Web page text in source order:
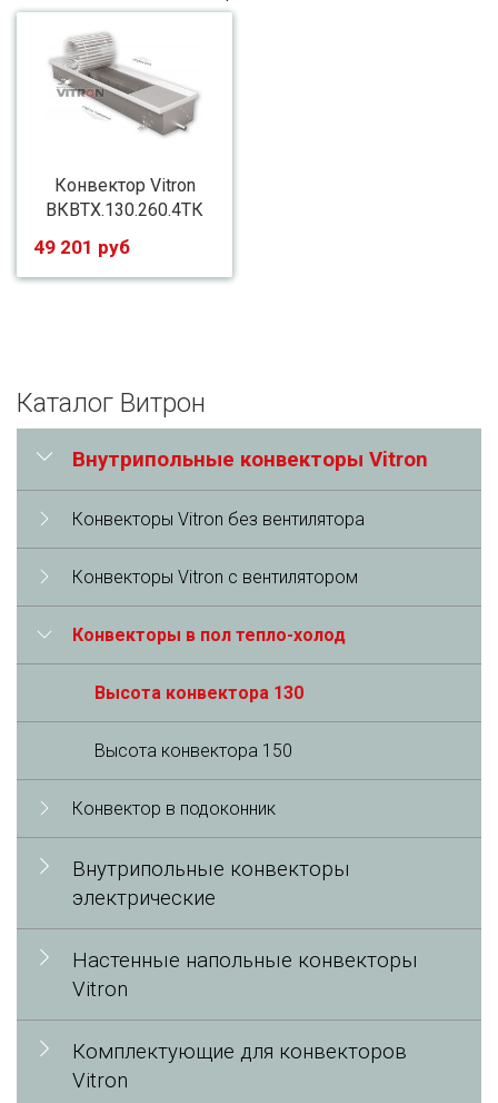
Конвектор Vitron
ВКВТХ.130.260.4ТК
49 201 руб
Каталог Витрон
Внутрипольные конвекторы Vitron
Конвекторы Vitron без вентилятора
Конвекторы Vitron с вентилятором
Конвекторы в пол тепло-холод
Высота конвектора 130
Высота конвектора 150
Конвектор в подоконник
Внутрипольные конвекторы
электрические
Настенные напольные конвекторы
Vitron
Комплектующие для конвекторов
Vitron